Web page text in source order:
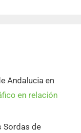
Andalucia en
en relación
Sordas de